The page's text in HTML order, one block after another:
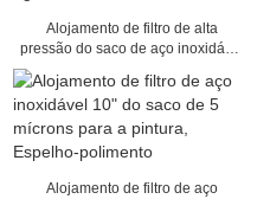
Alojamento de filtro de alta
pressão do saco de aço inoxidável
Alojamento de filtro de aço